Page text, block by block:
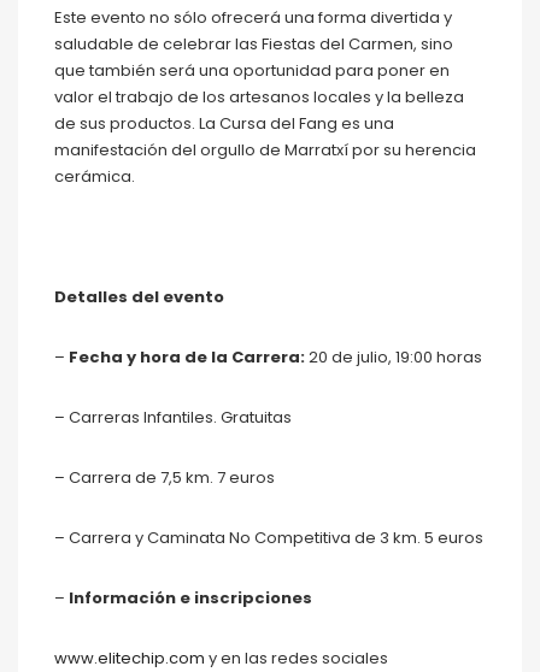
Este evento no sólo ofrecerá una forma divertida y
saludable de celebrar las Fiestas del Carmen, sino
que también será una oportunidad para poner en
valor el trabajo de los artesanos locales y la belleza
de sus productos. La Cursa del Fang es una
manifestación del orgullo de Marratxí por su herencia
cerámica.
Detalles del evento
– Fecha y hora de la Carrera:20 de julio, 19:00 horas
– Carreras Infantiles. Gratuitas
– Carrera de 7,5 km. 7 euros
– Carrera y Caminata No Competitiva de 3 km. 5 euros
– Información e inscripciones
www.elitechip.com y en las redes sociales